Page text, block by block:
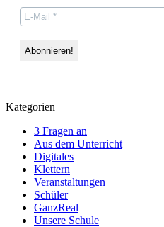
Kategorien
3 Fragen an
Aus dem Unterricht
Digitales
Klettern
Veranstaltungen
Schüler
GanzReal
Unsere Schule